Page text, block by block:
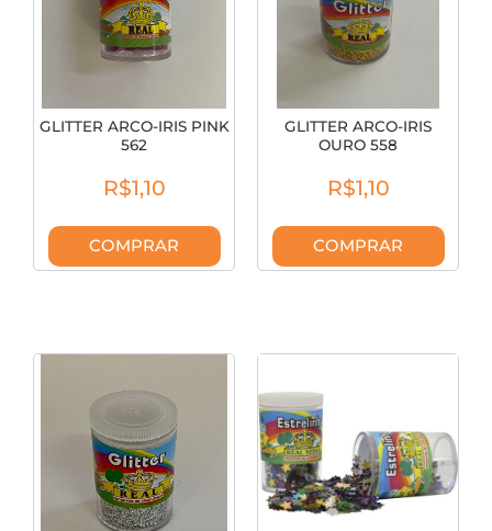
GLITTER ARCO-IRIS PINK
562
R$1,10
COMPRAR
GLITTER ARCO-IRIS
OURO 558
R$1,10
COMPRAR